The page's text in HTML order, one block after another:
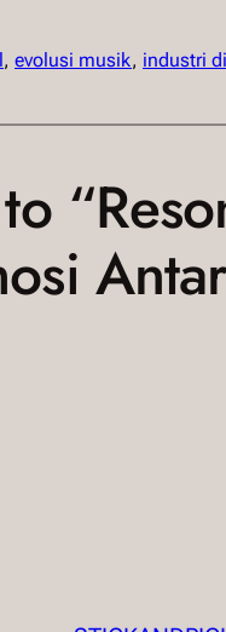
, evolusi musik, industri